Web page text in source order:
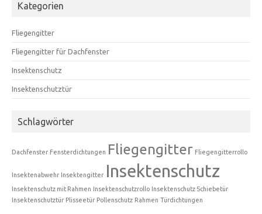
Kategorien
Fliegengitter
Fliegengitter für Dachfenster
Insektenschutz
Insektenschutztür
Schlagwörter
Dachfenster Fensterdichtungen Fliegengitter Fliegengitterrollo
Insektenabwehr Insektengitter Insektenschutz
Insektenschutz mit Rahmen Insektenschutzrollo Insektenschutz Schiebetür
Insektenschutztür Plisseetür Pollenschutz Rahmen Türdichtungen